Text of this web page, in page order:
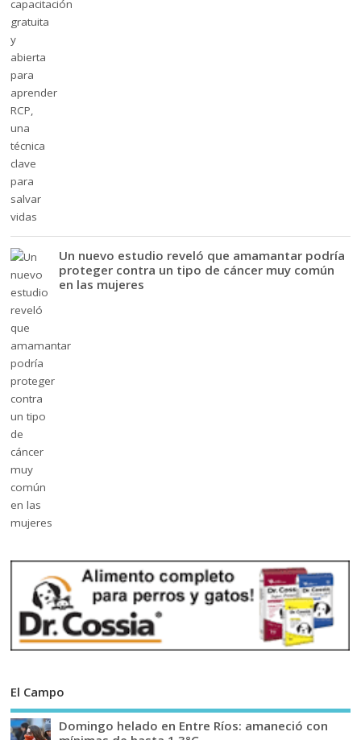
Un nuevo estudio reveló que amamantar podría
proteger contra un tipo de cáncer muy común
en las mujeres
El Campo
Domingo helado en Entre Ríos: amaneció con